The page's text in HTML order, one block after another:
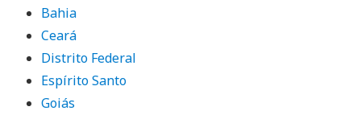
Bahia
Ceará
Distrito Federal
Espírito Santo
Goiás